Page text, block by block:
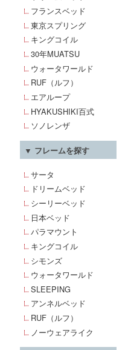
フランスベッド
東京スプリング
キングコイル
30年MUATSU
ウォータワールド
RUF（ルフ）
エアループ
HYAKUSHIKI百式
ソノレンザ
▼ フレームを探す
サータ
ドリームベッド
シーリーベッド
日本ベッド
パラマウント
キングコイル
シモンズ
ウォータワールド
SLEEPING
アンネルベッド
RUF（ルフ）
ノーウェアライク